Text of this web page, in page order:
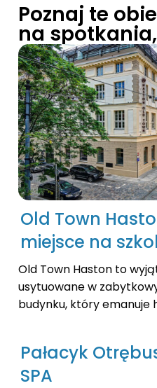
Poznaj te
na
Old Town
miejsce na
Old Town Haston to
usytuowane w
budynku, który emanuje
Pałacyk
SPA